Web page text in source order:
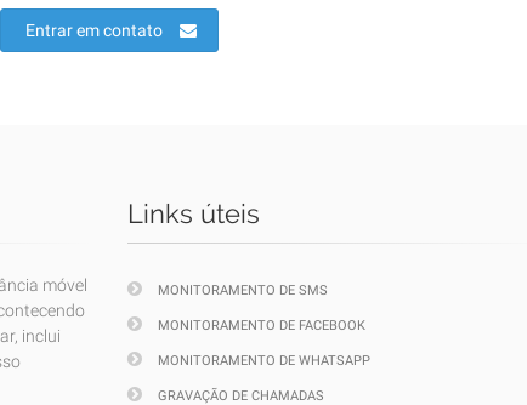
Entrar em contato
móvel
inclui
Links úteis
MONITORAMENTO DE SMS
MONITORAMENTO DE FACEBOOK
MONITORAMENTO DE WHATSAPP
GRAVAÇÃO DE CHAMADAS